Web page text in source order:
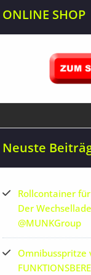
ONLINE SHOP
Neuste
Rollcontainer
Der
‪@MUNKGroup‬
Omnibusspritze